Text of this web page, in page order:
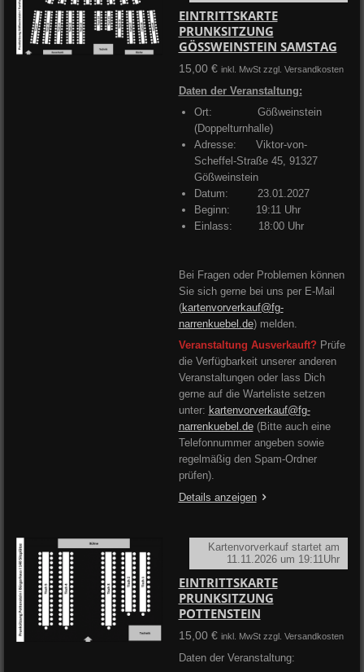
EINTRITTSKARTE
PRUNKSITZUNG
GÖSSWEINSTEIN SAMSTAG
15,00 € inkl. MwSt zzgl. Versandkosten
Daten der Veranstaltung:
Ort: Gößweinstein
(Doppelturnhalle)
Adresse: Viktor-von-
Scheffel-Straße 45, 91327
Gößweinstein
Datum: 23.01.2027
Beginn: 19:11 Uhr
Einlass: 18:00 Uhr
Bei Fragen oder Problemen können
Sie sich gerne bei uns per E-Mail
(kartenvorverkauf@fg-
narrenkuebel.de) melden.
Veranstaltung Ausverkauft? Prüfe
die Verfügbarkeit unserer anderen
Veranstaltungen oder lass Dich
gerne auf die Warteliste setzen
unter: kartenvorverkauf@fg-
narrenkuebel.de(Bitte auch eine
Telefonnummer angeben sowie
regelmäßig den Spam-Ordner
prüfen).
Details anzeigen
Kartenvorverkauf startet am
11.11.2026 um 19:11Uhr
EINTRITTSKARTE
PRUNKSITZUNG
POTTENSTEIN
15,00 € inkl. MwSt zzgl. Versandkosten
Daten der Veranstaltung: